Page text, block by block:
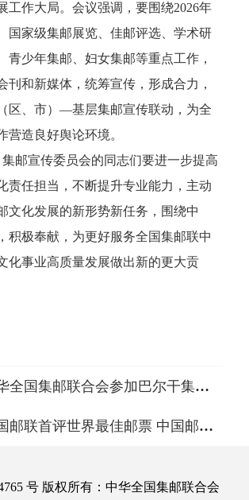
工作大局。会议强调，要围绕2026年
国家级集邮展览、佳邮评选、学术研
青少年集邮、妇女集邮等重点工作，
刊和新媒体，统筹宣传，形成合力，
区、市）—基层集邮宣传联动，为全
营造良好舆论环境。
邮宣传委员会的同志们要进一步提高
责任担当，不断提升专业能力，主动
文化发展的新形势新任务，围绕中
积极奉献，为更好服务全国集邮联中
化事业高质量发展做出新的更大贡
全国集邮联合会参加巴尔干集邮展览
联首评世界最佳邮票 中国邮票摘得桂冠
号 版权所有：中华全国集邮联合会